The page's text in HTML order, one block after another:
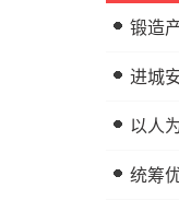
锻造
进城
以人
统筹